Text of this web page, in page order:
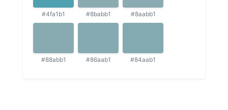
#4fa1b1 #8babb1 #8aabb1
#88abb1 #86aab1 #84aab1